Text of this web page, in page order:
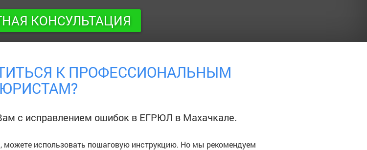
КОНСУЛЬТАЦИЯ
К ПРОФЕССИОНАЛЬНЫМ
ЮРИСТАМ?
с исправлением ошибок в ЕГРЮЛ в Махачкале.
можете использовать пошаговую инструкцию. Но мы рекомендуем